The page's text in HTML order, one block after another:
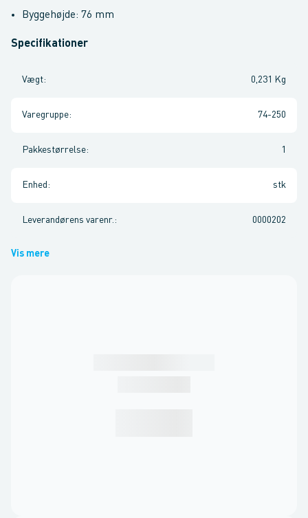
Byggehøjde: 76 mm
Specifikationer
Vægt: 0,231 Kg
Varegruppe: 74-250
Pakkestørrelse: 1
Enhed : stk
Leverandørens varenr. : 0000202
Vis mere